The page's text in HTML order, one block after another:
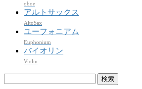
oboe
アルトサックス
AltoSax
ユーフォニアム
Euphonium
バイオリン
Violin